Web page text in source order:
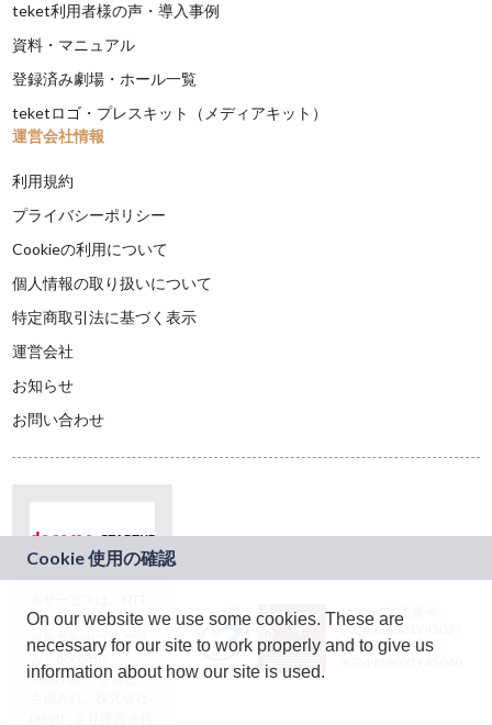
teket利用者様の声・導入事例
資料・マニュアル
登録済み劇場・ホール一覧
teketロゴ・プレスキット（メディアキット）
運営会社情報
利用規約
プライバシーポリシー
Cookieの利用について
個人情報の取り扱いについて
特定商取引法に基づく表示
運営会社
お知らせ
お問い合わせ
ドコモグループの新
規事業創出プログラ
ム「docomo
STARTUP」を通じて
JASRAC許諾番号：
9024936001Y45037
JASRAC許諾番号：
On our website we use some cookies. These are
necessary for our site to work properly and to give us
information about how our site is used.